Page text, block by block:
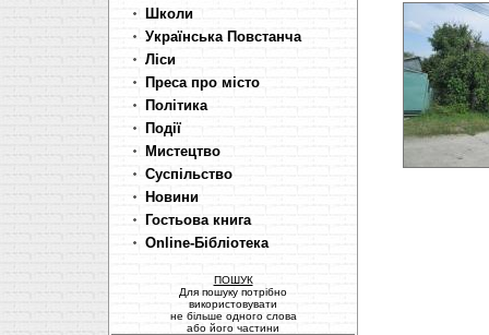
Школи
Українська Повстанча
Ліси
Преса про місто
Політика
Події
Мистецтво
Суспільство
Новини
Гостьова книга
Online-Бібліотека
ПОШУК
Для пошуку потрібно
використовувати
не більше одного слова
або його частини